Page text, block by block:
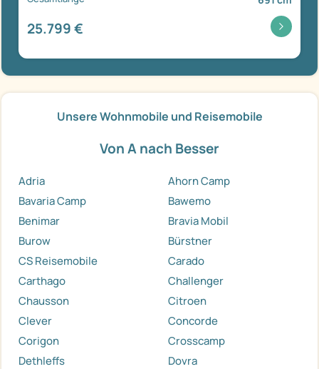
25.799 €
Unsere Wohnmobile und Reisemobile
Von A nach Besser
Adria
Ahorn Camp
Bavaria Camp
Bawemo
Benimar
Bravia Mobil
Burow
Bürstner
CS Reisemobile
Carado
Carthago
Challenger
Chausson
Citroen
Clever
Concorde
Corigon
Crosscamp
Dethleffs
Dovra